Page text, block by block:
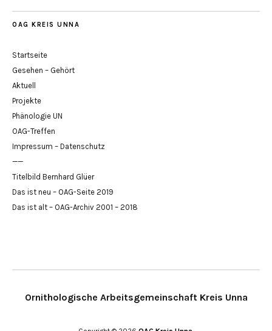
OAG KREIS UNNA
Startseite
Gesehen – Gehört
Aktuell
Projekte
Phänologie UN
OAG-Treffen
Impressum – Datenschutz
——
Titelbild Bernhard Glüer
Das ist neu – OAG-Seite 2019
Das ist alt – OAG-Archiv 2001 – 2018
Ornithologische Arbeitsgemeinschaft Kreis Unna